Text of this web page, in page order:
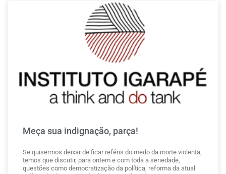
Meça sua indignação, parça!
Se quisermos deixar de ficar reféns do medo da morte violenta,
temos que discutir, para ontem e com toda a seriedade,
questões como democratização da política, reforma da atual